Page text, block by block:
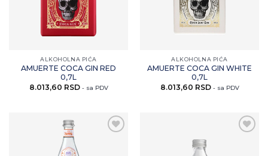
ALKOHOLNA PIĆA
AMUERTE COCA GIN RED
0,7L
8.013,60 RSD - sa PDV
ALKOHOLNA PIĆA
AMUERTE COCA GIN WHITE
0,7L
8.013,60 RSD - sa PDV